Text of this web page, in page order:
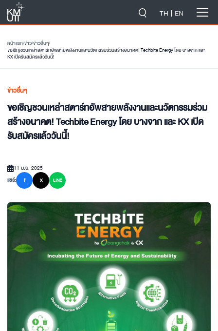
TH EN
หน้าแรก/ข่าว/ข่าวอื่นๆ/
ขอเชิญชวนเหล่าสตาร์ทอัพสายพลังงานและนวัตกรรมร่วมสร้างอนาคต! Techbite Energy โดย บางจาก และ
KX เปิดรับสมัครแล้ววันนี้!
ข่าวอื่นๆ
ขอเชิญชวนเหล่าสตาร์ทอัพสายพลังงานและนวัตกรรมร่วม
สร้างอนาคต! Techbite Energy โดย บางจาก และ KX เปิด
รับสมัครแล้ววันนี้!
11 มิ.ย. 2025
แชร์:
f X LINE